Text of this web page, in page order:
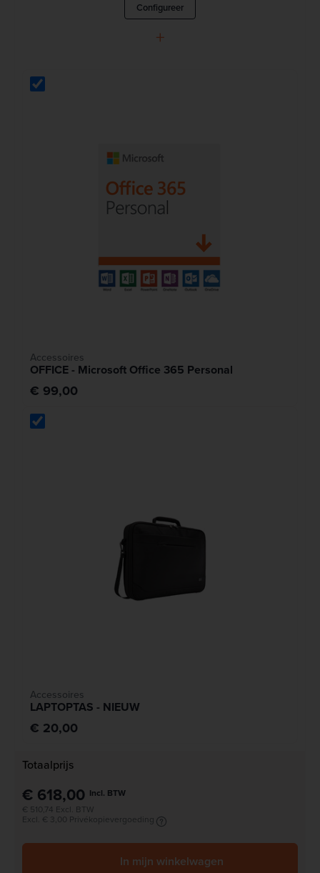
Configureer
+
Accessoires
OFFICE - Microsoft Office 365 Personal
€ 99,00
Accessoires
LAPTOPTAS - NIEUW
€ 20,00
Totaalprijs
€ 618,00 Incl. BTW
€ 510,74 Excl. BTW
Excl. € 3,00 Privékopievergoeding
In mijn winkelwagen